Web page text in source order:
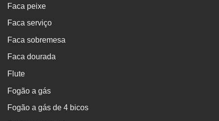
Faca peixe
Faca serviço
Faca sobremesa
Faca dourada
Flute
Fogão a gás
Fogão a gás de 4 bicos